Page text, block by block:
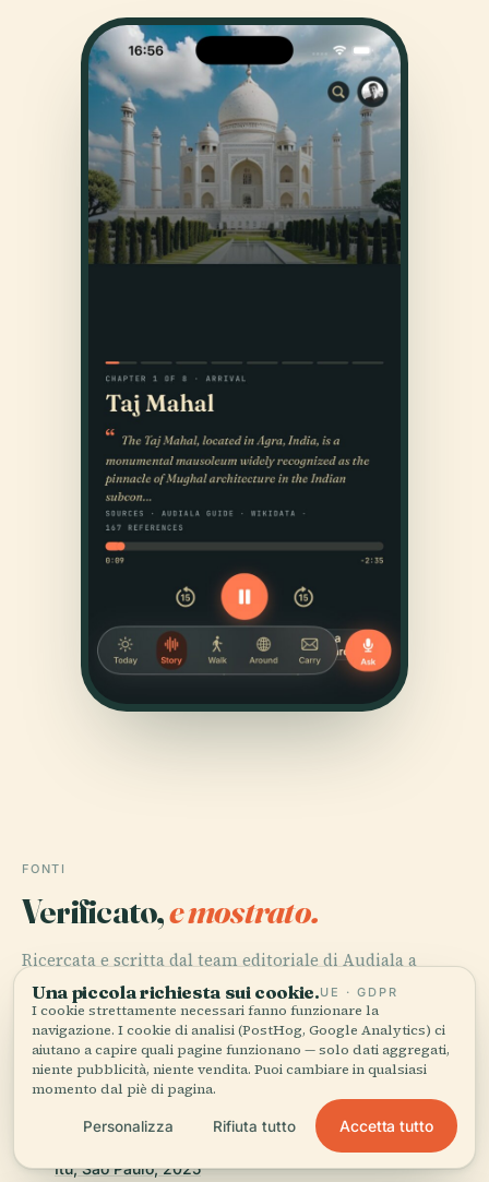
FONTI
Verificato,e mostrato.
Ricercata e scritta dal team editoriale di Audiala a
partire da documenti storici, archivi architettonici e
conoscenza del territorio.
Ultima revisione: August 2025
Comprehensive Healthcare Services and Visitor
Information at Hospital São Camilo Santa Casa de Itu,
Itu, São Paulo, 2025
Una piccola richiesta sui cookie.UE · GDPR
I cookie strettamente necessari fanno funzionare la
navigazione. I cookie di analisi (PostHog, Google Analytics) ci
aiutano a capire quali pagine funzionano — solo dati aggregati,
niente pubblicità, niente vendita. Puoi cambiare in qualsiasi
momento dal piè di pagina.
Personalizza Rifiuta tutto Accetta tutto